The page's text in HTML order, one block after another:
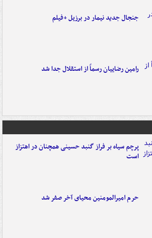
جنجال جدید نیمار در برزیل +فیلم
رامین رضاییان رسماً از استقلال جدا شد
پرچم سیاه بر فراز گنبد حسینی همچنان در اهتزاز
است
حرم امیرالمومنین محیای آخر صفر شد